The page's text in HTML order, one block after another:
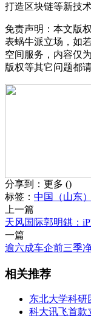
打造区块链等新技
免责声明：本文版
表蜗牛派立场，如
空间服务，内容仅
版权等其它问题都
分享到： 更多 ()
标签： 中国（山东
上一篇
天风国际郭明錤：
一篇
逾六成车企前三季
相关推荐
东北大学科研
科大讯飞首款